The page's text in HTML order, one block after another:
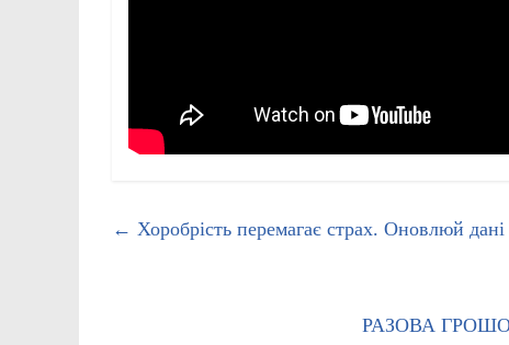
← Хоробрість перемагає страх. Оновлюй
РАЗОВА